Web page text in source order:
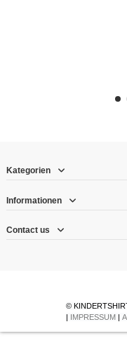
Kategorien
Informationen
Contact us
©
| IMPRESSUM |